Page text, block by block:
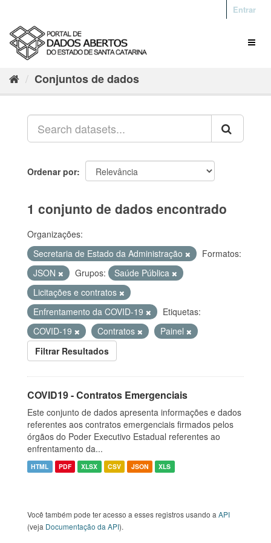
Entrar
Conjuntos de dados
Ordenar por
1 conjunto de dados encontrado
Organizações:
Secretaria de Estado da Administração
Formatos:
JSON
Grupos:
Saúde Pública
Licitações e contratos
Enfrentamento da COVID-19
Etiquetas:
COVID-19
Contratos
Painel
Filtrar Resultados
COVID19 - Contratos Emergenciais
Este conjunto de dados apresenta informações e dados
referentes aos contratos emergenciais firmados pelos
órgãos do Poder Executivo Estadual referentes ao
enfrentamento da...
HTML PDF XLSX CSV JSON XLS
Você também pode ter acesso a esses registros usando a API
(veja Documentação da API).